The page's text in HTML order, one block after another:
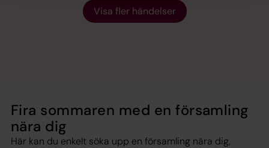
Visa fler händelser
Fira sommaren med en församling
nära dig
Här kan du enkelt söka upp en församling nära dig,